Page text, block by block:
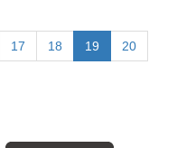
17 18 19 20